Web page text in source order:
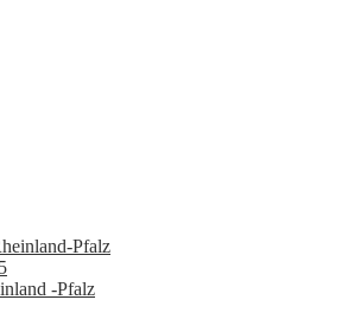
Pfalz
-Pfalz